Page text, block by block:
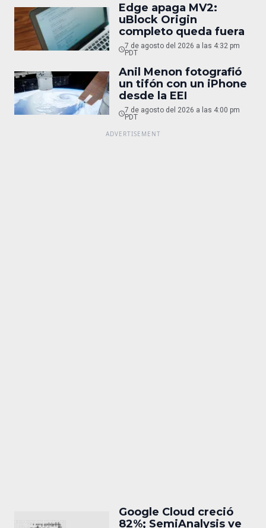
Edge apaga MV2:
uBlock Origin
completo queda fuera
7 de agosto del 2026 a las 4:32 pm
PDT
Anil Menon fotografió
un tifón con un iPhone
desde la EEI
7 de agosto del 2026 a las 4:00 pm
PDT
Google Cloud creció
82%; SemiAnalysis ve